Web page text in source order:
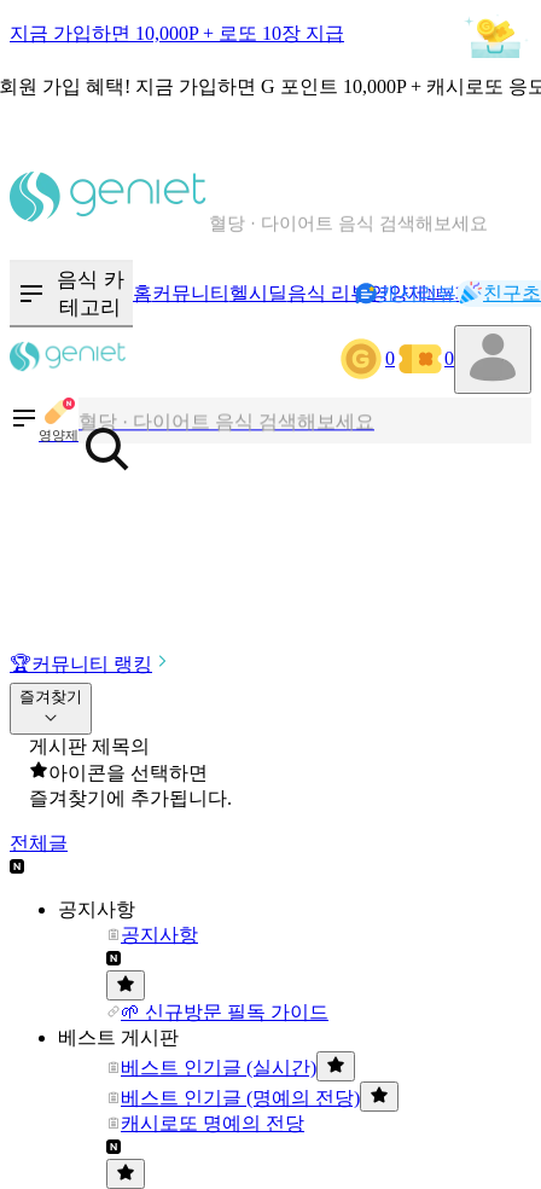
지금 가입하면 10,000P + 로또 10장 지급
원 가입 혜택! 지금 가입하면 G 포인트 10,000P + 캐시로또 응
혈당 · 다이어트 음식 검색해보세요
음식 카
테고리
홈커뮤니티 헬시딜음식 리뷰영양제NEW기록
캐시리뷰 친구
0 0
영양제
칼로리와 영양성분을 검색해보세요
혈당 · 다이어트 음식 검색해보세요
음식 · 영양제 리뷰를 찾아보세요
🏆커뮤니티 랭킹
즐겨찾기
게시판 제목의
아이콘을 선택하면
즐겨찾기에 추가됩니다.
전체글
공지사항
공지사항
🌱 신규방문 필독 가이드
베스트 게시판
베스트 인기글 (실시간)
베스트 인기글 (명예의 전당)
캐시로또 명예의 전당